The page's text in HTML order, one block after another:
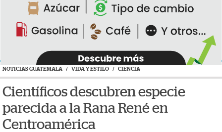
NOTICIAS GUATEMALA / VIDA Y ESTILO / CIENCIA
Científicos descubren especie
parecida a la Rana René en
Centroamérica